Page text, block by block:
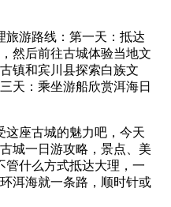
旅游路线：第一天：抵达
然后前往古城体验当地文
镇和宾川县探索白族文
天：乘坐游船欣赏洱海日
这座古城的魅力吧，今天
城一日游攻略，景点、美
管什么方式抵达大理，一
洱海就一条路，顺时针或